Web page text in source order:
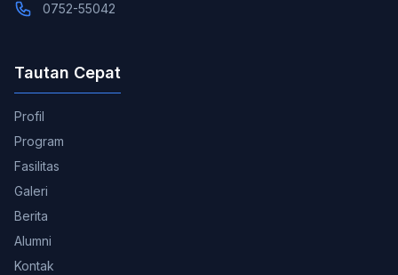
0752-55042
Tautan Cepat
Profil
Program
Fasilitas
Galeri
Berita
Alumni
Kontak